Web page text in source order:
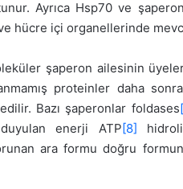
Ayrıca Hsp70 ve
hücre içi organellerinde
şaperon ailesinin
proteinler daha
Bazı şaperonlar foldases
enerji ATP[8]
ara formu doğru